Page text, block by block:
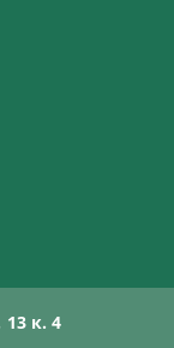
к. 4